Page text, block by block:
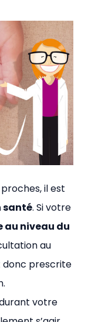
il est
santé. Si votre
au niveau du
au
prescrite
votre